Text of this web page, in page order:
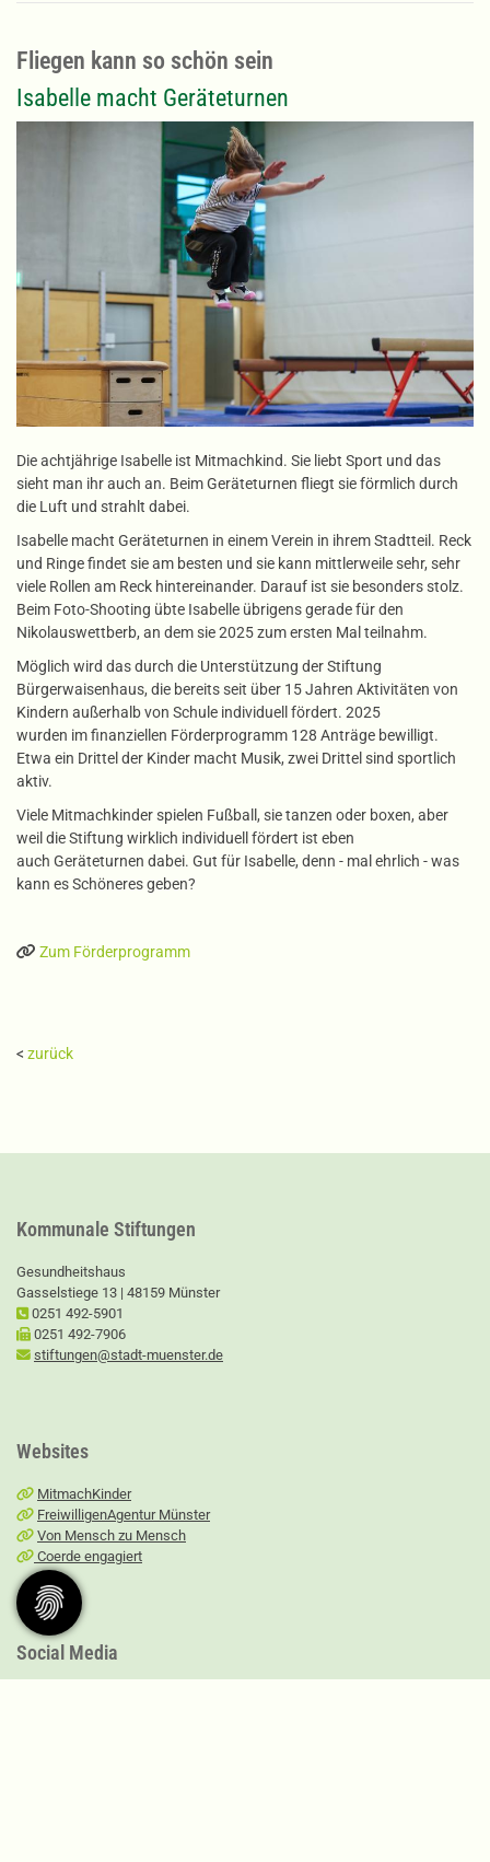
Fliegen kann so schön sein
Isabelle macht Geräteturnen
Die achtjährige Isabelle ist Mitmachkind. Sie liebt Sport und das
sieht man ihr auch an. Beim Geräteturnen fliegt sie förmlich durch
die Luft und strahlt dabei.
Isabelle macht Geräteturnen in einem Verein in ihrem Stadtteil. Reck
und Ringe findet sie am besten und sie kann mittlerweile sehr, sehr
viele Rollen am Reck hintereinander. Darauf ist sie besonders stolz.
Beim Foto-Shooting übte Isabelle übrigens gerade für den
Nikolauswettberb, an dem sie 2025 zum ersten Mal teilnahm.
Möglich wird das durch die Unterstützung der Stiftung
Bürgerwaisenhaus, die bereits seit über 15 Jahren Aktivitäten von
Kindern außerhalb von Schule individuell fördert. 2025
wurden im finanziellen Förderprogramm 128 Anträge bewilligt.
Etwa ein Drittel der Kinder macht Musik, zwei Drittel sind sportlich
aktiv.
Viele Mitmachkinder spielen Fußball, sie tanzen oder boxen, aber
weil die Stiftung wirklich individuell fördert ist eben
auch Geräteturnen dabei. Gut für Isabelle, denn - mal ehrlich - was
kann es Schöneres geben?
Zum Förderprogramm
< zurück
Kommunale Stiftungen
Gesundheitshaus
Gasselstiege 13 | 48159 Münster
0251 492-5901
0251 492-7906
stiftungen@stadt-muenster.de
Websites
MitmachKinder
FreiwilligenAgentur Münster
Von Mensch zu Mensch
Coerde engagiert
Social Media